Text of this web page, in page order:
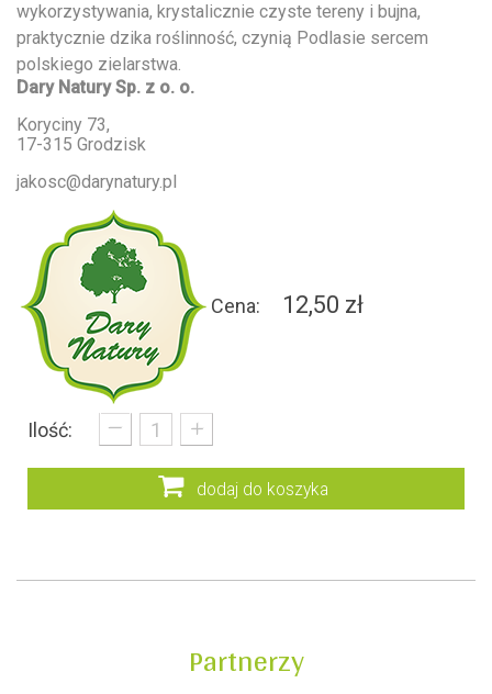
wykorzystywania, krystalicznie czyste tereny i bujna,
praktycznie dzika roślinność, czynią Podlasie sercem
polskiego zielarstwa.
Dary Natury Sp. z o. o.
Koryciny 73,
17-315 Grodzisk
jakosc@darynatury.pl
Cena: 12,50 zł
Ilość:
_ +
dodaj do koszyka
Partnerzy